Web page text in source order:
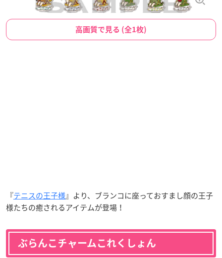
高画質で見る (全1枚)
『テニスの王子様』より、ブランコに座っておすまし顔の王子
様たちの癒されるアイテムが登場！
ぶらんこチャームこれくしょん